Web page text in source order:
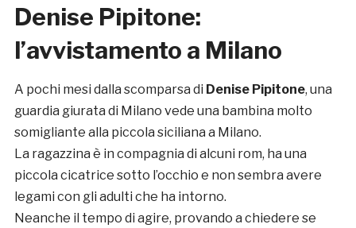
Denise Pipitone:
l’avvistamento a Milano
A pochi mesi dalla scomparsa di Denise Pipitone, una
guardia giurata di Milano vede una bambina molto
somigliante alla piccola siciliana a Milano.
La ragazzina è in compagnia di alcuni rom, ha una
piccola cicatrice sotto l’occhio e non sembra avere
legami con gli adulti che ha intorno.
Neanche il tempo di agire, provando a chiedere se